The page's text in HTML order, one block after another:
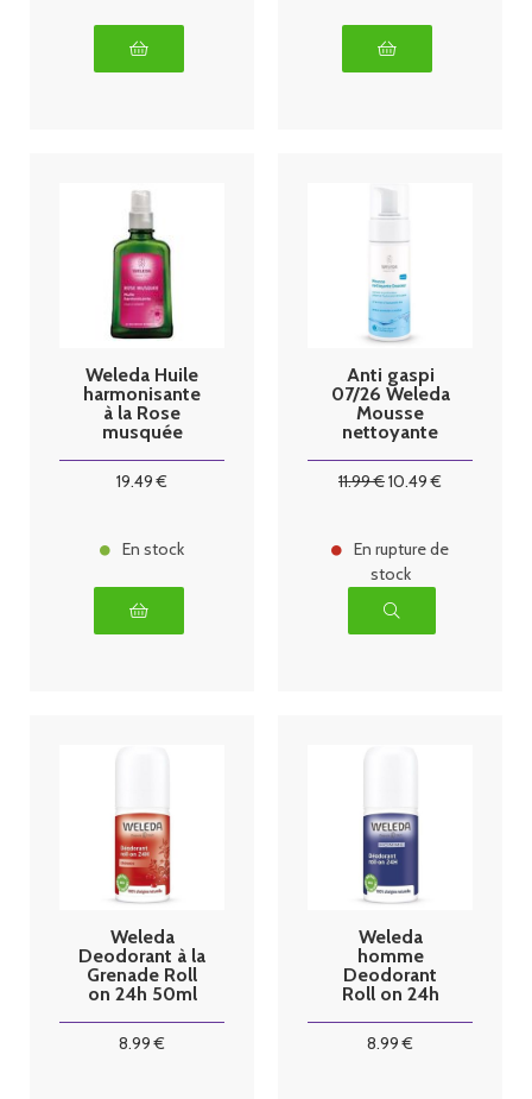
Weleda Huile
harmonisante
à la Rose
musquée
19.49 €
En stock
Anti gaspi
07/26 Weleda
Mousse
nettoyante
11.99€10.49 €
En rupture de
stock
Weleda
Deodorant à la
Grenade Roll
on 24h 50ml
8.99 €
Weleda
homme
Deodorant
Roll on 24h
8.99 €